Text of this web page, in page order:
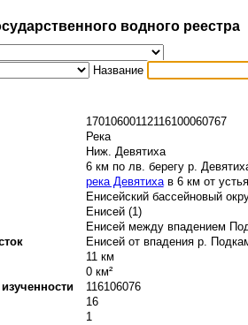
водного реестра
Название
17010600112116100060767
Река
Ниж. Девятиха
6 км по лв. берегу р.
река Девятихав 6 км от устья
Енисейский бассейновый
Енисей (1)
Енисей между впадением
Енисей от впадения р.
11 км
0 км²
116106076
16
1